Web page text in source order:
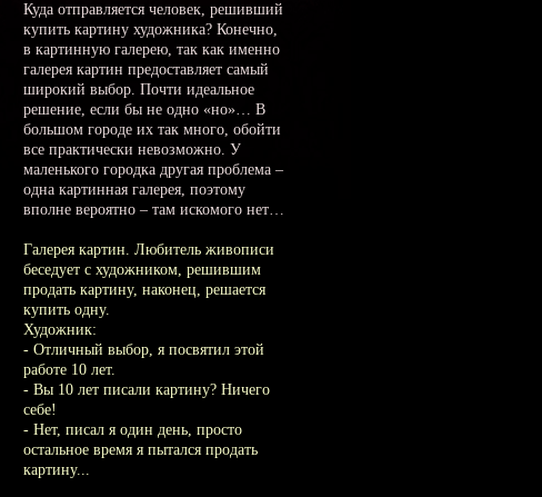
Куда отправляется человек, решивший
купить картину художника? Конечно,
в картинную галерею, так как именно
галерея картин предоставляет самый
широкий выбор. Почти идеальное
решение, если бы не одно «но»… В
большом городе их так много, обойти
все практически невозможно. У
маленького городка другая проблема –
одна картинная галерея, поэтому
вполне вероятно – там искомого нет…
Галерея картин. Любитель живописи
беседует с художником, решившим
продать картину, наконец, решается
купить одну.
Художник:
- Отличный выбор, я посвятил этой
работе 10 лет.
- Вы 10 лет писали картину? Ничего
себе!
- Нет, писал я один день, просто
остальное время я пытался продать
картину...